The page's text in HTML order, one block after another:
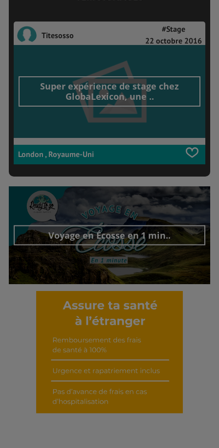
Titesosso
#Stage
22 octobre 2016
Super expérience de stage chez
GlobaLexicon, une ..
London , Royaume-Uni
Voyage en Écosse en 1 min..
Découvrir cet interview